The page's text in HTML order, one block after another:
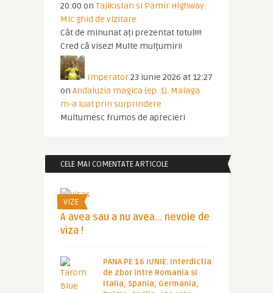
20:00 on Tajikistan si Pamir Highway.
Mic ghid de vizitare
Cât de minunat ați prezentat totul!!!!
Cred că visez! Multe mulțumiri!
Imperator23 iunie 2026 at 12:27
on Andaluzia magica (ep. 1). Malaga
m-a luat prin surprindere
Multumesc frumos de aprecieri
CELE MAI COMENTATE ARTICOLE
VIZE
A avea sau a nu avea… nevoie de
viza !
PANA PE 16 IUNIE. Interdictia
de zbor intre Romania si
Italia, Spania, Germania,